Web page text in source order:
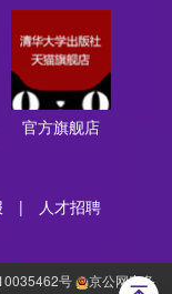
官方旗舰店
| 人才招聘
号
京公网安备